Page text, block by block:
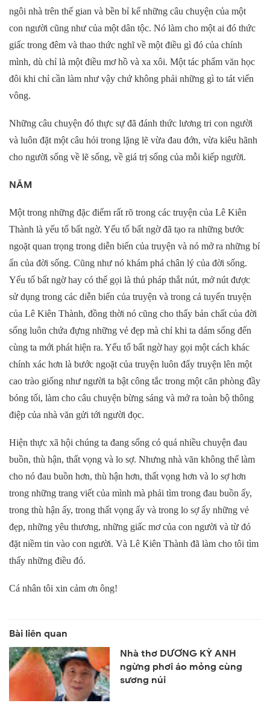
ngôi nhà trên thế gian và bền bỉ kể những câu chuyện của một
con người cũng như của một dân tộc. Nó làm cho một ai đó thức
giấc trong đêm và thao thức nghĩ về một điều gì đó của chính
mình, dù chỉ là một điều mơ hồ và xa xôi. Một tác phẩm văn học
đôi khi chỉ cần làm như vậy chứ không phải những gì to tát viển
vông.
Những câu chuyện đó thực sự đã đánh thức lương tri con người
và luôn đặt một câu hỏi trong lặng lẽ vừa đau đớn, vừa kiêu hãnh
cho người sống về lẽ sống, về giá trị sống của mỗi kiếp người.
NĂM
Một trong những đặc điểm rất rõ trong các truyện của Lê Kiên
Thành là yếu tố bất ngờ. Yếu tố bất ngờ đã tạo ra những bước
ngoặt quan trọng trong diễn biến của truyện và nó mở ra những bí
ẩn của đời sống. Cũng như nó khám phá chân lý của đời sống.
Yếu tố bất ngờ hay có thể gọi là thủ pháp thắt nút, mở nút được
sử dụng trong các diễn biến của truyện và trong cả tuyến truyện
của Lê Kiên Thành, đồng thời nó cũng cho thấy bản chất của đời
sống luôn chứa đựng những vẻ đẹp mà chỉ khi ta dám sống đến
cùng ta mới phát hiện ra. Yếu tố bất ngờ hay gọi một cách khác
chính xác hơn là bước ngoặt của truyện luôn đẩy truyện lên một
cao trào giống như người ta bật công tắc trong một căn phòng đầy
bóng tối, làm cho câu chuyện bừng sáng và mở ra toàn bộ thông
điệp của nhà văn gửi tới người đọc.
Hiện thực xã hội chúng ta đang sống có quá nhiều chuyện đau
buồn, thù hận, thất vọng và lo sợ. Nhưng nhà văn không thể làm
cho nó đau buồn hơn, thù hận hơn, thất vọng hơn và lo sợ hơn
trong những trang viết của mình mà phải tìm trong đau buồn ấy,
trong thù hận ấy, trong thất vọng ấy và trong lo sợ ấy những vẻ
đẹp, những yêu thương, những giấc mơ của con người và từ đó
đặt niềm tin vào con người. Và Lê Kiên Thành đã làm cho tôi tìm
thấy những điều đó.
Cá nhân tôi xin cảm ơn ông!
Nhà thơ DƯƠNG KỲ ANH
ngừng phơi áo mỏng cùng
sương núi